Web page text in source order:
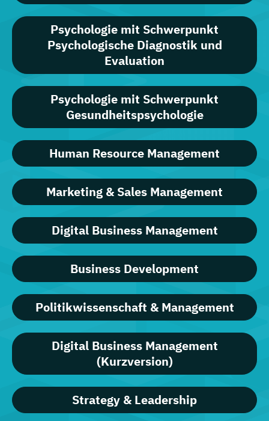
Psychologie mit Schwerpunkt
Psychologische Diagnostik und
Evaluation
Psychologie mit Schwerpunkt
Gesundheitspsychologie
Human Resource Management
Marketing & Sales Management
Digital Business Management
Business Development
Politikwissenschaft & Management
Digital Business Management
(Kurzversion)
Strategy & Leadership